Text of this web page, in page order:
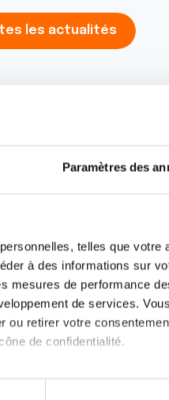
Paramètres des
telles que votre
à des informations sur
de performance
de services.
retirer votre
de confidentialité.
les actualités